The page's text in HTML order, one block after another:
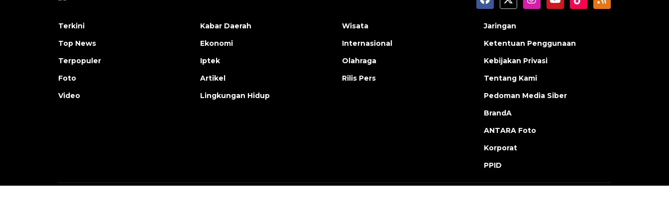
Terkini
Top News
Terpopuler
Foto
Video
Kabar Daerah
Ekonomi
Iptek
Artikel
Lingkungan Hidup
Wisata
Internasional
Olahraga
Rilis Pers
Jaringan
Ketentuan Penggunaan
Kebijakan Privasi
Tentang Kami
Pedoman Media Siber
BrandA
ANTARA Foto
Korporat
PPID